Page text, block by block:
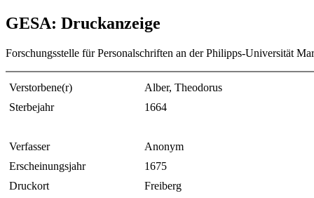
GESA: Druckanzeige
Forschungsstelle für Personalschriften an der Philipps-Universität
Verstorbene(r)
Alber, Theodorus
Sterbejahr
1664
Verfasser
Anonym
Erscheinungsjahr
1675
Druckort
Freiberg